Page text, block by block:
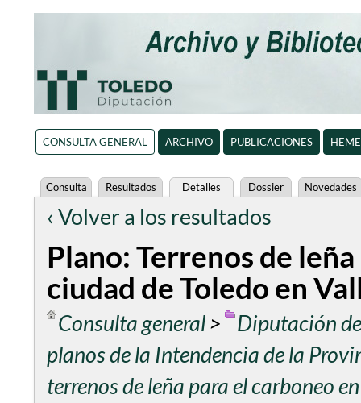
CONSULTA GENERAL ARCHIVO PUBLICACIONES
Consulta Resultados Detalles Dossier Novedades
‹ Volver a los resultados
Plano: Terrenos de
ciudad de Toledo en
Consulta general>
Diputación
planos de la Intendencia de la
terrenos de leña para el carboneo